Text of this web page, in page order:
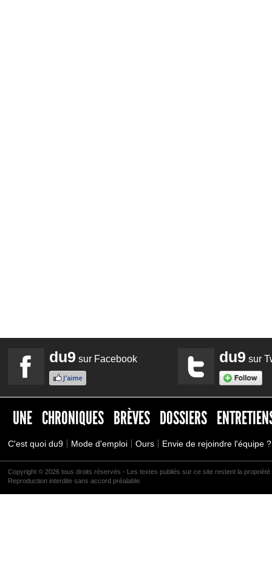
du9 sur Facebook du9 sur
UNE CHRONIQUES BRÈVES DOSSIERS
C'est quoi du9 Mode d'emploi Ours Envie de rejoindre l'équipe ?
Copyright © 2026 tous droits réservés - Les textes publiés sur ce site restent la
Reproduction interdite sans accord préalable.